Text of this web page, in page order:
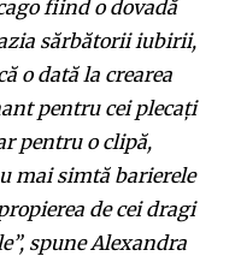
fiind o dovadă
sărbătorii iubirii,
o dată la crearea
pentru cei plecați
pentru o clipă,
mai simtă barierele
de cei dragi
spune Alexandra